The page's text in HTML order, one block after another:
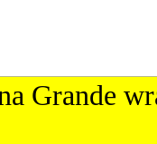
Grande